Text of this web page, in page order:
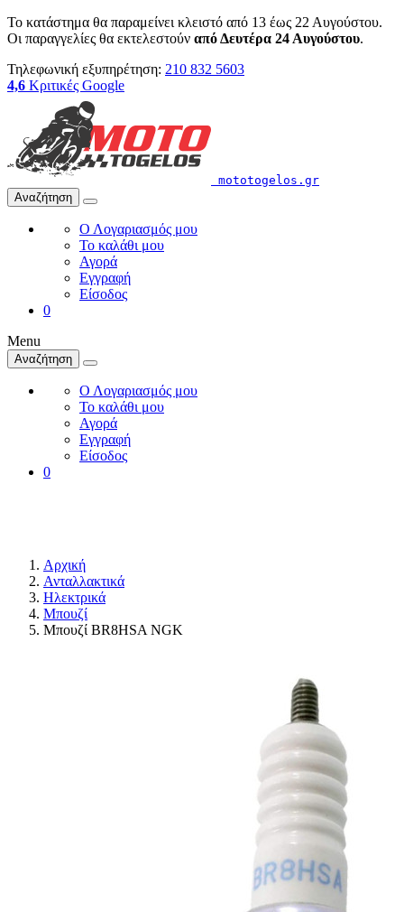
Το κατάστημα θα παραμείνει κλειστό από 13 έως 22 Αυγούστου.
Οι παραγγελίες θα εκτελεστούν από Δευτέρα 24 Αυγούστου.
Τηλεφωνική εξυπηρέτηση: 210 832 5603
4,6 Κριτικές Google
mototogelos.gr
Αναζήτηση
Ο Λογαριασμός μου
Το καλάθι μου
Αγορά
Εγγραφή
Είσοδος
0
Menu
Αναζήτηση
Ο Λογαριασμός μου
Το καλάθι μου
Αγορά
Εγγραφή
Είσοδος
0
Αρχική
Ανταλλακτικά
Ηλεκτρικά
Μπουζί
Μπουζί BR8HSA NGK